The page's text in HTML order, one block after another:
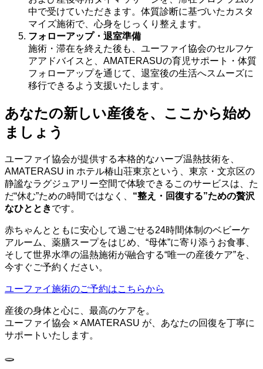
中で受けていただきます。体質診断に基づいたカスタ
マイズ施術で、心身をじっくり整えます。
フォローアップ・退室準備
施術・滞在を終えた後も、ユーファイ協会のセルフケ
アアドバイスと、AMATERASUの育児サポート・体質
フォローアップを通じて、退室後の生活へスムーズに
移行できるよう支援いたします。
あなたの新しい産後を、ここから始め
ましょう
ユーファイ協会が提供する本格的なハーブ温熱技術を、
AMATERASU in ホテル椿山荘東京という、東京・文京区の
静謐なラグジュアリー空間で体験できるこのサービスは、た
だ“休む”ための時間ではなく、 “整え・回復する”ための贅沢
なひとときです。
赤ちゃんとともに安心して過ごせる24時間体制のベビーケ
アルーム、薬膳スープをはじめ、“母体”に寄り添うお食事、
そして世界水準の温熱施術が融合する“唯一の産後ケア”を、
今すぐご予約ください。
ユーファイ施術のご予約はこちらから
産後の身体と心に、最高のケアを。
ユーファイ協会 × AMATERASU が、あなたの回復を丁寧に
サポートいたします。